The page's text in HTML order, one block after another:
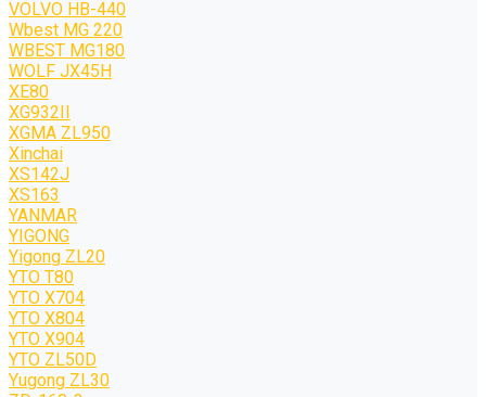
VOLVO HB-440
Wbest MG 220
WBEST MG180
WOLF JХ45H
XE80
XG932II
XGMA ZL950
Xinchai
XS142J
XS163
YANMAR
YIGONG
Yigong ZL20
YTO T80
YTO X704
YTO X804
YTO X904
YTO ZL50D
Yugong ZL30